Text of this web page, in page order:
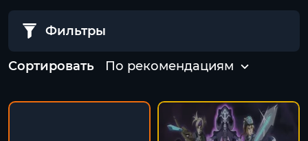
Фильтры
Сортировать По рекомендациям